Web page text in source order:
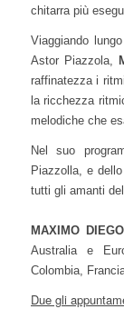
chitarra più
Viaggiando
Astor Piazzola,
raffinatezza i
la ricchezza
melodiche che
Nel suo
Piazzolla, e
tutti gli amanti
MAXIMO
Australia e
Colombia,
Due gli